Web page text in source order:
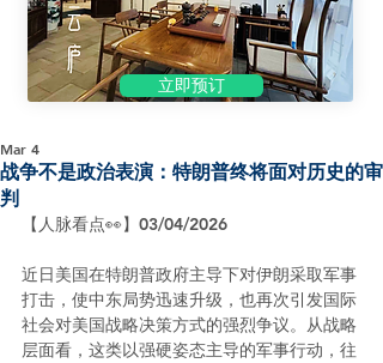
立即预订
战争不是政治表演：特朗普终将面对历史的审
判
Mar 4
【人脉看点👀】03/04/2026
近日美国在特朗普政府主导下对伊朗采取军事
打击，使中东局势迅速升级，也再次引发国际
社会对美国战略决策方式的强烈争议。从战略
层面看，这类以强硬姿态主导的军事行动，往